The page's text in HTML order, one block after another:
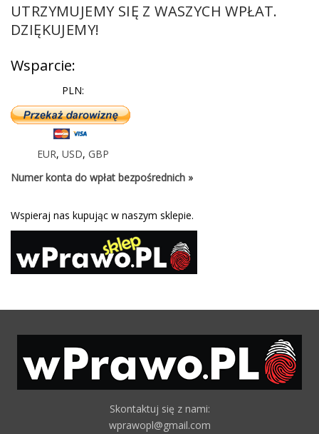
UTRZYMUJEMY SIĘ Z WASZYCH WPŁAT.
DZIĘKUJEMY!
Wsparcie:
PLN:
EUR, USD, GBP
Numer konta do wpłat bezpośrednich »
Wspieraj nas kupując w naszym sklepie.
Skontaktuj się z nami:
wprawopl@gmail.com